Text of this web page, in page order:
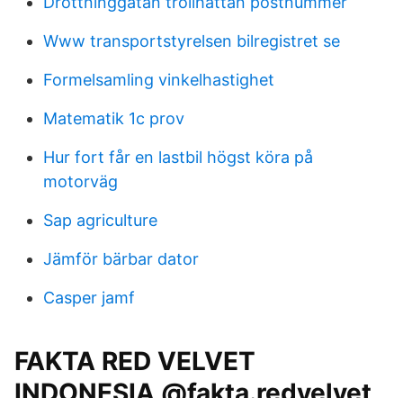
Www transportstyrelsen bilregistret se
Formelsamling vinkelhastighet
Matematik 1c prov
Hur fort får en lastbil högst köra på
motorväg
Sap agriculture
Jämför bärbar dator
Casper jamf
FAKTA RED VELVET